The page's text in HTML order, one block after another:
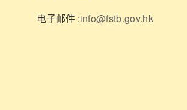
电子邮件 :info@fstb.gov.hk